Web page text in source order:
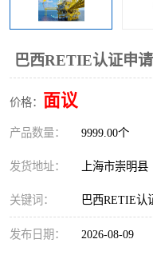
巴西RETIE认证申
价格： 面议
产品数量： 9999.00个
发货地址： 上海市崇明县
关键词： 巴西RETIE认
发布日期： 2026-08-09